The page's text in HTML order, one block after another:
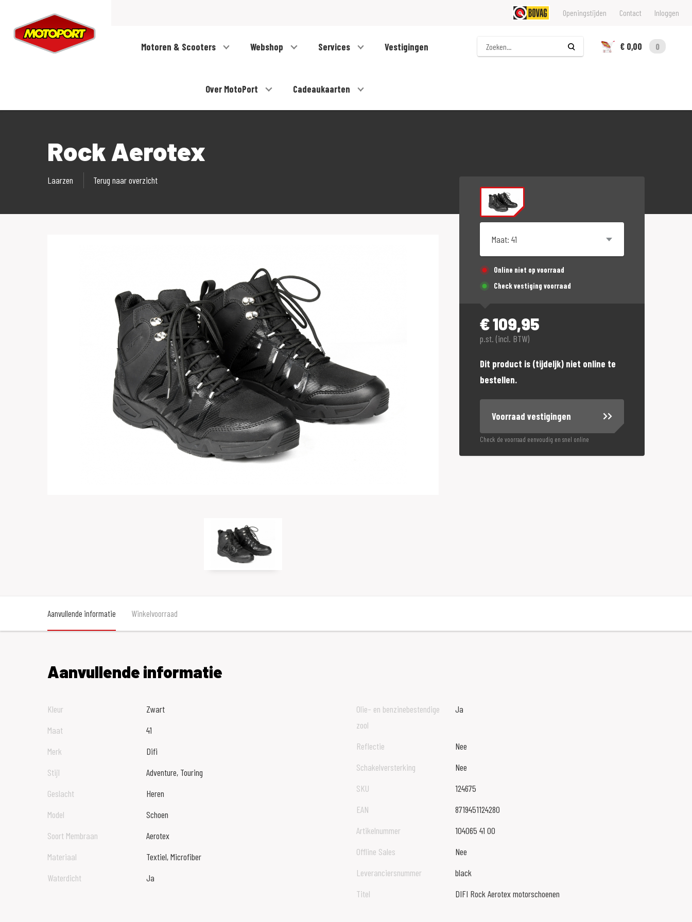
Openingstijden Contact Inloggen
Motoren & Scooters Webshop Services Vestigingen
Over MotoPort Cadeaukaarten
Zoeken
€ 0,00
0
Rock Aerotex
Laarzen Terug naar overzicht
Online niet op voorraad
Check vestiging voorraad
€109,95
p.st. (incl. BTW)
Dit product is (tijdeljk) niet online te
bestellen.
Voorraad vestigingen
Check de voorraad eenvoudig en snel online
Aanvullende informatie Winkelvoorraad
Aanvullende informatie
Kleur
Zwart
Maat
41
Merk
Difi
Stijl
Adventure, Touring
Geslacht
Heren
Model
Schoen
Soort Membraan
Aerotex
Materiaal
Textiel, Microfiber
Waterdicht
Ja
Olie- en benzinebestendige
zool
Ja
Reflectie
Nee
Schakelversterking
Nee
SKU
124675
EAN
8719451124280
Artikelnummer
104065 41 00
Offline Sales
Nee
Leveranciersnummer
black
Titel
DIFI Rock Aerotex motorschoenen